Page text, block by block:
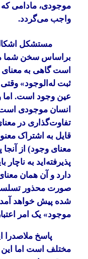
موجودی، مادامی
واجب می‌گردد.
مستشکل
براساس سخن شما
است گاهی به
ثبت له‌الوجود»
عین وجود است. اما
انسان موجودی است
تفاوت‌گذاری در
قایل به اشتراک
معنای وجود) از
پذیرفته‌اید به ناچار
دارد و آن همان
صورت محذور تسلسل
شده پیش خواهد آمد
موجود» یک امر
پاسخ
مختلف است اما